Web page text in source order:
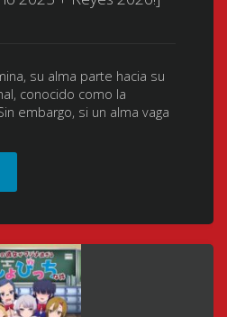
su alma parte hacia su
conocido como la
embargo, si un alma vaga